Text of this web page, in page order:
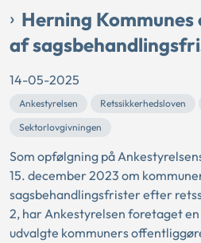
Herning
af
14-05-2025
Ankestyrelsen Retssikkerhedsloven
Sektorlovgivningen
Som opfølgning på
15. december 2023 om
sagsbehandlingsfrister efter
2, har Ankestyrelsen foretaget
udvalgte kommuners